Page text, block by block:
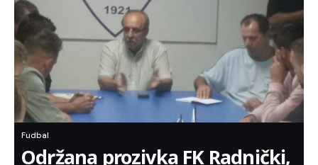
Fudbal
Održana prozivka FK Radnički,